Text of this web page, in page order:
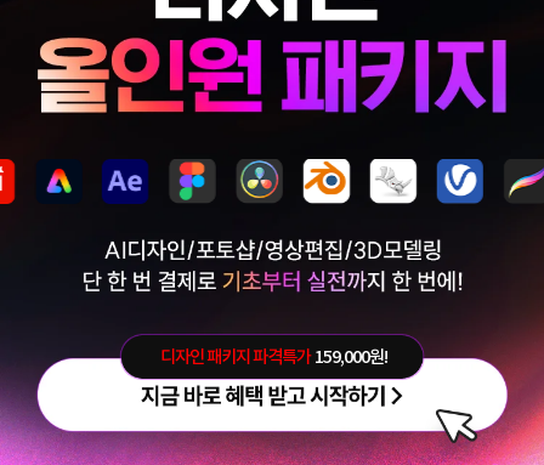
디자인 패키지 파격특가 159,000원!